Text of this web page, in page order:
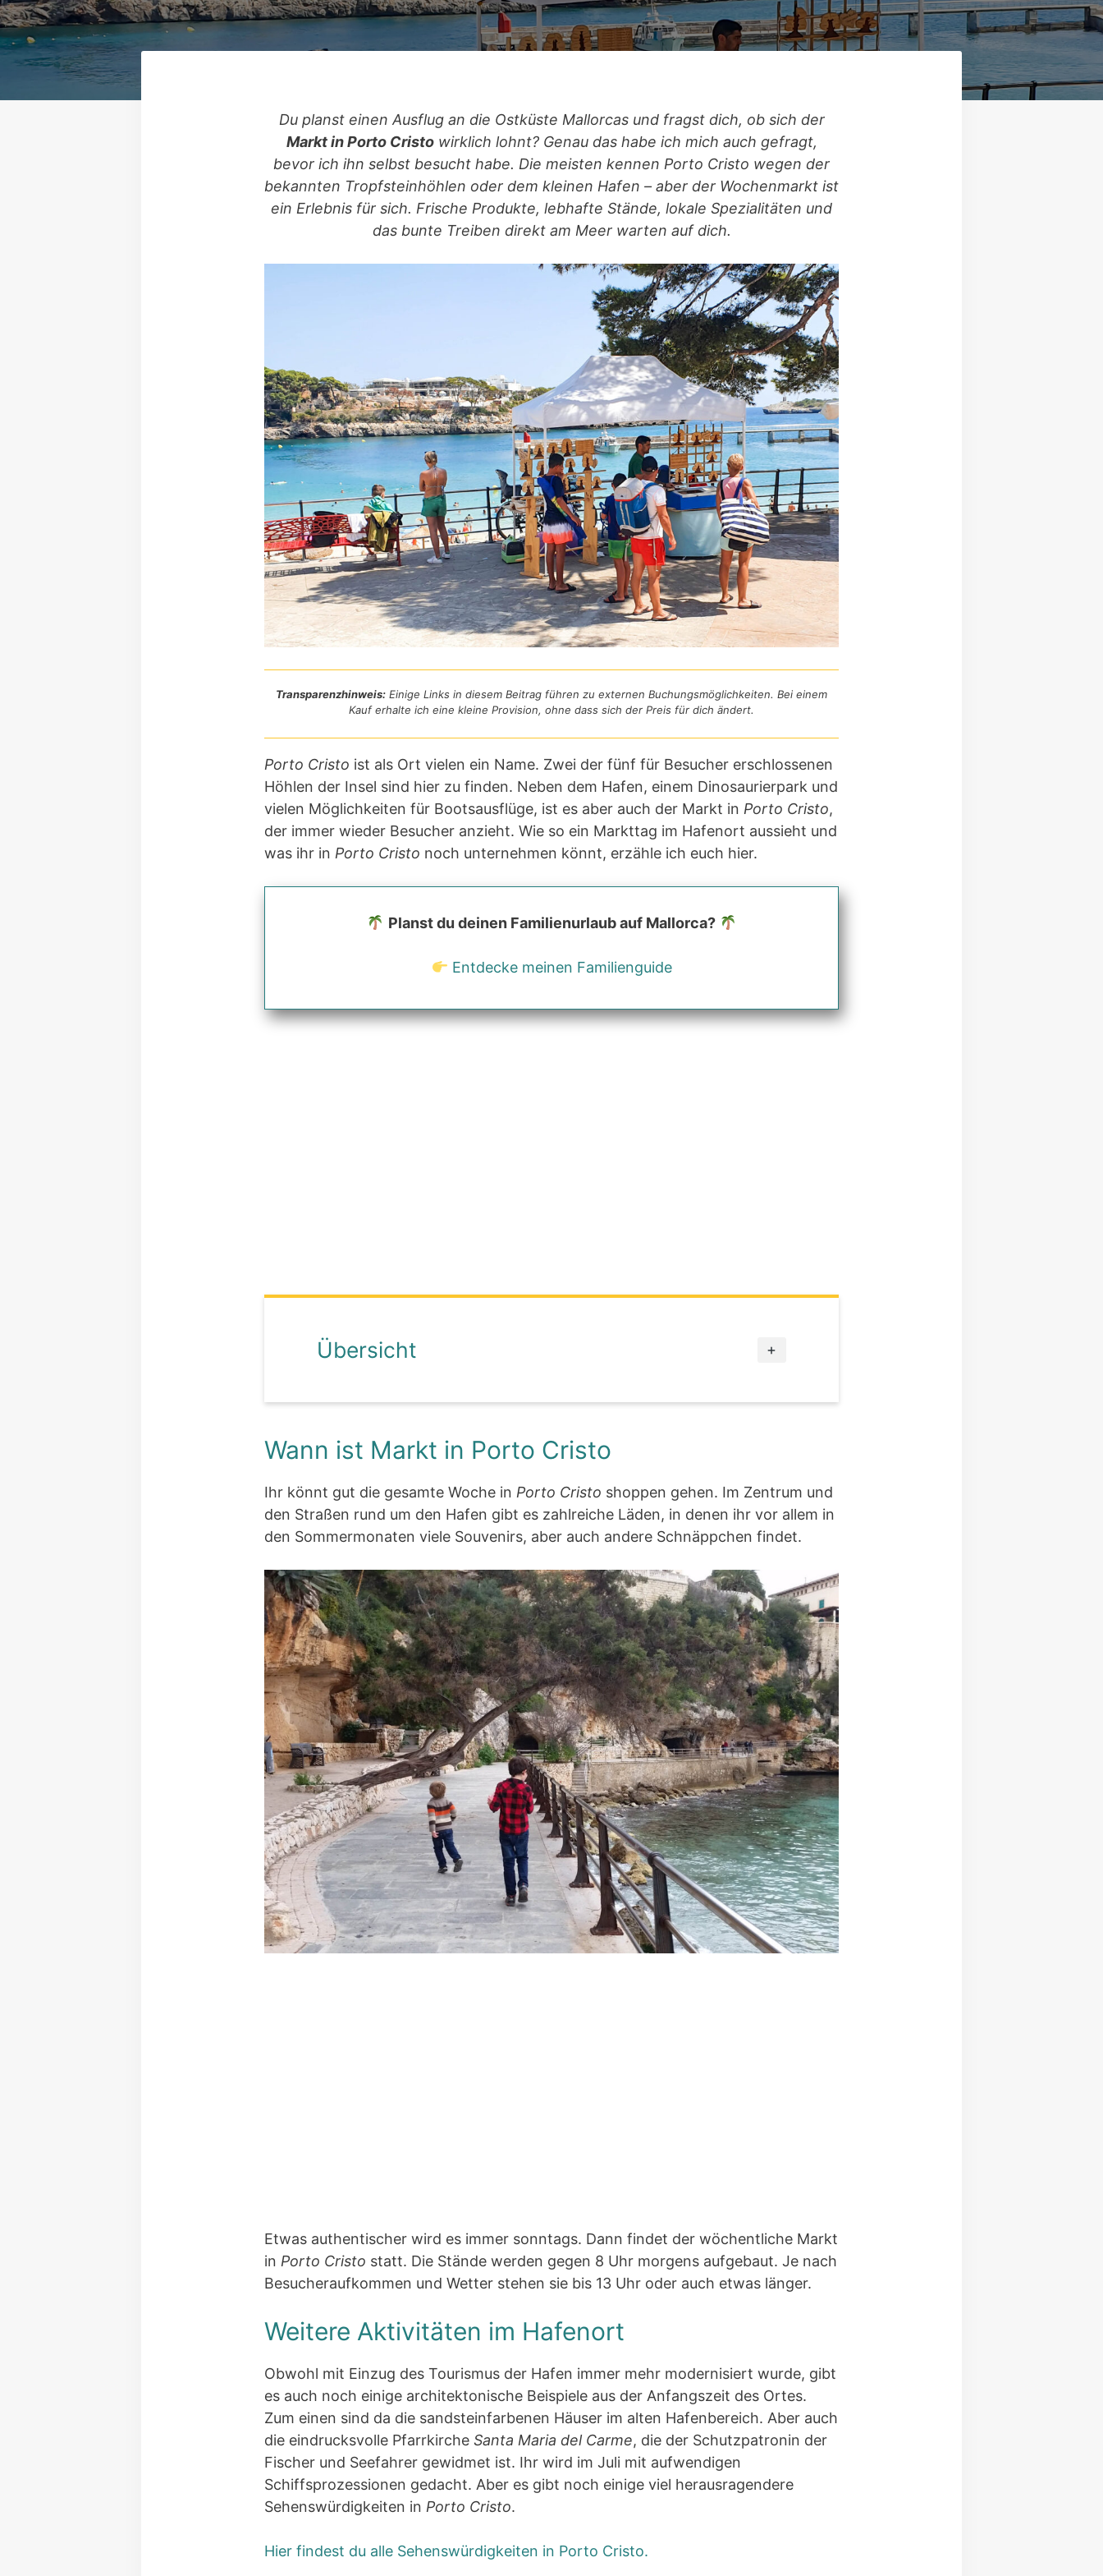
Du planst einen Ausflug an die Ostküste Mallorcas und fragst dich, ob sich der
Markt in Porto Cristowirklich lohnt? Genau das habe ich mich auch gefragt,
bevor ich ihn selbst besucht habe. Die meisten kennen Porto Cristo wegen der
bekannten Tropfsteinhöhlen oder dem kleinen Hafen – aber der Wochenmarkt ist
ein Erlebnis für sich. Frische Produkte, lebhafte Stände, lokale Spezialitäten und
das bunte Treiben direkt am Meer warten auf dich.
Transparenzhinweis: Einige Links in diesem Beitrag führen zu externen Buchungsmöglichkeiten. Bei einem
Kauf erhalte ich eine kleine Provision, ohne dass sich der Preis für dich ändert.
Porto Cristo ist als Ort vielen ein Name. Zwei der fünf für Besucher erschlossenen
Höhlen der Insel sind hier zu finden. Neben dem Hafen, einem Dinosaurierpark und
vielen Möglichkeiten für Bootsausflüge, ist es aber auch der Markt in Porto Cristo,
der immer wieder Besucher anzieht. Wie so ein Markttag im Hafenort aussieht und
was ihr in Porto Cristo noch unternehmen könnt, erzähle ich euch hier.
Planst du deinen Familienurlaub auf Mallorca?
Entdecke meinen Familienguide
Übersicht
Wann ist Markt in Porto Cristo
Ihr könnt gut die gesamte Woche in Porto Cristo shoppen gehen. Im Zentrum und
den Straßen rund um den Hafen gibt es zahlreiche Läden, in denen ihr vor allem in
den Sommermonaten viele Souvenirs, aber auch andere Schnäppchen findet.
Etwas authentischer wird es immer sonntags. Dann findet der wöchentliche Markt
in Porto Cristo statt. Die Stände werden gegen 8 Uhr morgens aufgebaut. Je nach
Besucheraufkommen und Wetter stehen sie bis 13 Uhr oder auch etwas länger.
Weitere Aktivitäten im Hafenort
Obwohl mit Einzug des Tourismus der Hafen immer mehr modernisiert wurde, gibt
es auch noch einige architektonische Beispiele aus der Anfangszeit des Ortes.
Zum einen sind da die sandsteinfarbenen Häuser im alten Hafenbereich. Aber auch
die eindrucksvolle Pfarrkirche Santa Maria del Carme, die der Schutzpatronin der
Fischer und Seefahrer gewidmet ist. Ihr wird im Juli mit aufwendigen
Schiffsprozessionen gedacht. Aber es gibt noch einige viel herausragendere
Sehenswürdigkeiten in Porto Cristo.
Hier findest du alle Sehenswürdigkeiten in Porto Cristo.